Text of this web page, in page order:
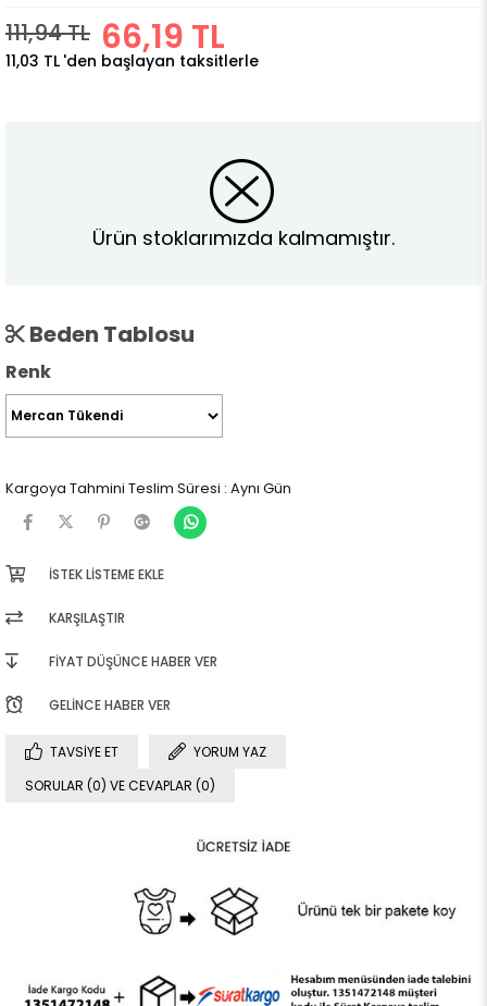
111,94 TL 66,19 TL
11,03 TL 'den başlayan taksitlerle
Ürün stoklarımızda kalmamıştır.
Beden Tablosu
Renk
Kargoya Tahmini Teslim Süresi : Aynı Gün
İSTEK LISTEME EKLE
KARŞILAŞTIR
FIYAT DÜŞÜNCE HABER VER
GELINCE HABER VER
TAVSIYE ET
YORUM YAZ
SORULAR (0) VE CEVAPLAR (0)